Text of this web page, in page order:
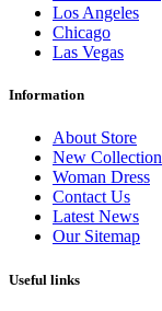
Los Angeles
Chicago
Las Vegas
Information
About Store
New Collection
Woman Dress
Contact Us
Latest News
Our Sitemap
Useful links